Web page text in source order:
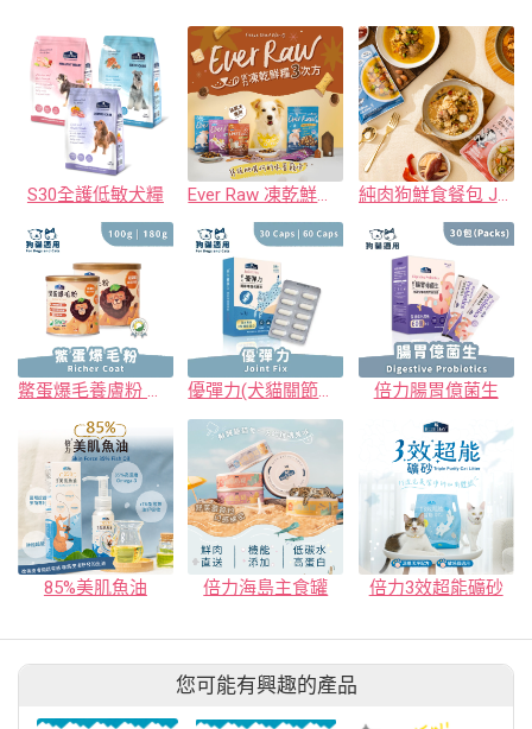
S30全護低敏犬糧 Ever Raw 凍乾鮮糧3次方 純肉狗鮮食餐包 JUMBO系列
鱉蛋爆毛養膚粉 皮毛保健 優彈力(犬貓關節專護保健粉) 倍力腸胃億菌生
85%美肌魚油 倍力海島主食罐 倍力3效超能礦砂
您可能有興趣的產品